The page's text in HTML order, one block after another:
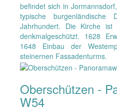
befindet sich in
typische
Jahrhundert. Die Kirche
denkmalgeschützt. 1628
1648 Einbau der
steinernen Fassadenturms.
Oberschützen -
W54